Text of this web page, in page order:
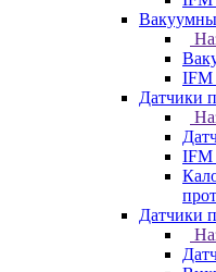
IFM
Датчики
IFM
Датчики